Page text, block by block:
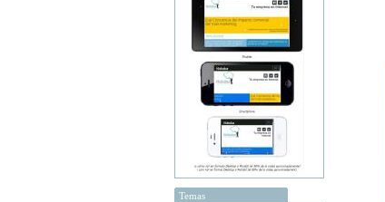
Temas